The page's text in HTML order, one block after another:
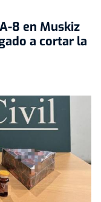
8 en Muskiz
a cortar la